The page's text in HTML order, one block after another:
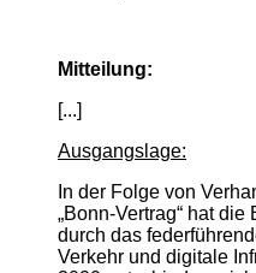
Mitteilung:
[...]
Ausgangslage:
In der Folge von
„Bonn-Vertrag“ hat
durch das
Verkehr und digitale